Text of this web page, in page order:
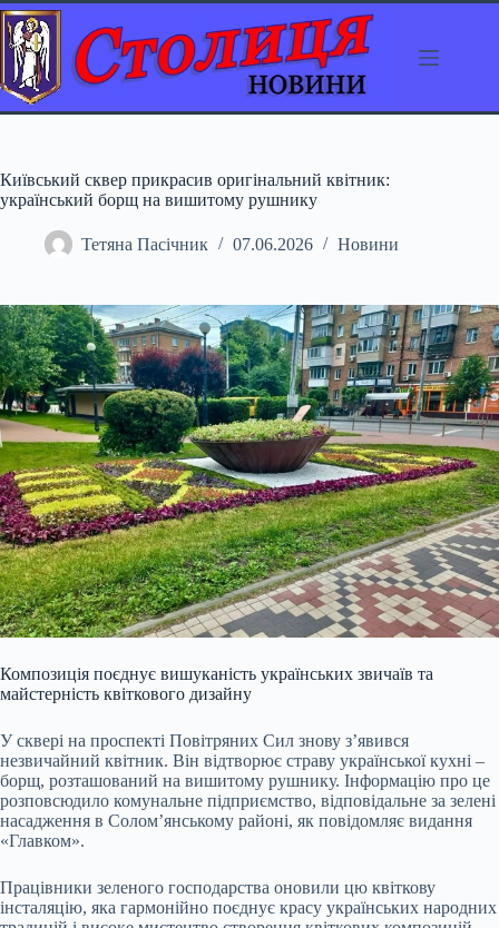
Перейти
до
вмісту
Київський сквер прикрасив оригінальний квітник:
український борщ на вишитому рушнику
Тетяна Пасічник 07.06.2026 Новини
Композиція поєднує вишуканість українських звичаїв та
майстерність квіткового дизайну
У сквері на проспекті Повітряних Сил знову з’явився
незвичайний квітник. Він відтворює страву української кухні –
борщ, розташований на вишитому рушнику. Інформацію про це
розповсюдило комунальне підприємство, відповідальне за зелені
насадження в Солом’янському районі, як повідомляє видання
«Главком».
Працівники зеленого господарства оновили цю квіткову
інсталяцію, яка гармонійно поєднує красу українських народних